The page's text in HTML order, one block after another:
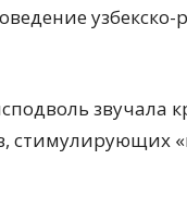
узбекско-
звучала
стимулирующих